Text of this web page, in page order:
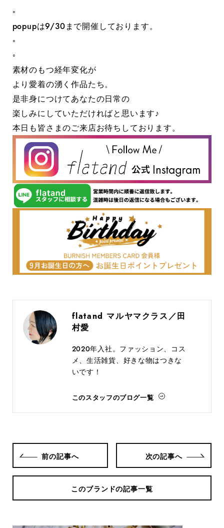
◦
popupは9/30まで開催しております。
◦
◦
素材のもつ経年変化が
より愛着の湧く作品たち。
是非身につけてあなたの日常の
楽しみにしていただければと思います♪
本日も皆さまのご来店お待ちしております。
flatand マルヤマクラス／田
村愛
2020年入社。ファッション、コス
メ、生活雑貨、好きな物はつきな
いです！
このスタッフのブログ一覧
前の記事へ 次の記事へ
このブランドの記事一覧